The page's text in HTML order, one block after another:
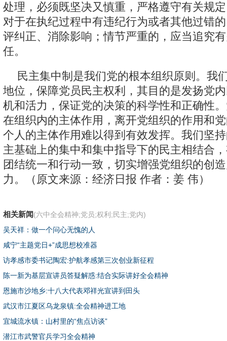
处理，必须既坚决又慎重，严格遵守有关规
对于在执纪过程中有违纪行为或者其他过错
评纠正、消除影响；情节严重的，应当追究
任。
民主集中制是我们党的根本组织原则。我
地位，保障党员民主权利，其目的是发扬党
机和活力，保证党的决策的科学性和正确性
在组织内的主体作用，离开党组织的作用和
个人的主体作用难以得到有效发挥。我们坚
主基础上的集中和集中指导下的民主相结合
团结统一和行动一致，切实增强党组织的创
力。（原文来源：经济日报 作者：姜 伟）
相关新闻(六中全会精神;党员;权利;民主;党内)
吴天祥：做一个问心无愧的人
咸宁“主题党日+”成思想校准器
访孝感市委书记陶宏:护航孝感第三次创业新征程
陈一新为基层宣讲员答疑解惑:结合实际讲好全会精神
恩施市沙地乡:十八大代表邓祥光宣讲到田头
武汉市江夏区乌龙泉镇:全会精神进工地
宜城流水镇：山村里的“焦点访谈”
潜江市武警官兵学习全会精神